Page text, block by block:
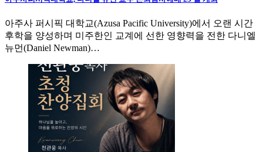
아주사 퍼시픽 대학교(Azusa Pacific University)에서 오랜 시간
후학을 양성하며 미주한인 교계에 선한 영향력을 전한 다니엘
뉴먼(Daniel Newman)…